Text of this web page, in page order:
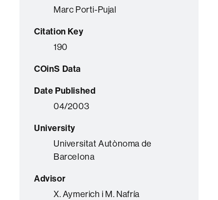
Marc Porti-Pujal
Citation Key
190
COinS Data
Date Published
04/2003
University
Universitat Autònoma de
Barcelona
Advisor
X. Aymerich i M. Nafría